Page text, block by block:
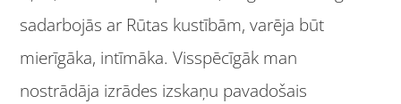
sadarbojās ar Rūtas kustībām, varēja būt
mierīgāka, intīmāka. Visspēcīgāk man
nostrādāja izrādes izskaņu pavadošais